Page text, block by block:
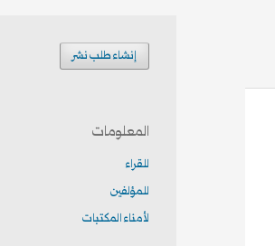
إنشاء طلب نشر
المعلومات
للقراء
للمؤلفين
لأمناء المكتبات